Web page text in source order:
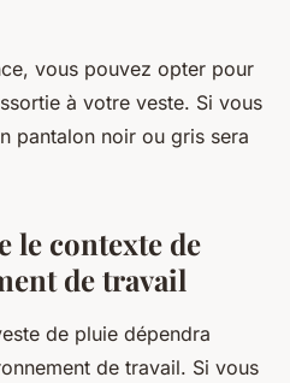
vous pouvez opter pour
à votre veste. Si vous
pantalon noir ou gris sera
le contexte de
de travail
de pluie dépendra
de travail. Si vous